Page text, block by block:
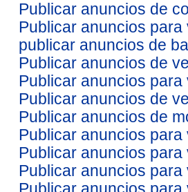
Publicar anuncios de
Publicar anuncios
publicar anuncios de
Publicar anuncios de
Publicar anuncios para
Publicar anuncios de
Publicar anuncios de
Publicar anuncios
Publicar anuncios
Publicar anuncios para